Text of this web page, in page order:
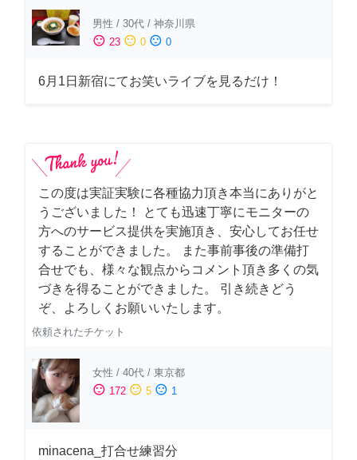
男性 / 30代 / 神奈川県
sentiment_satisfied 23 sentiment_neutral 0 sentiment_dissatisfied 0
6月1日新宿にてお笑いライブを見るだけ！
この度は実証実験に各種協力頂き本当にありがと
うございました！ とても迅速丁寧にモニターの
方へのサービス提供を実施頂き、安心してお任せ
することができました。 また事前事後の準備打
合せでも、様々な観点からコメント頂き多くの気
づきを得ることができました。 引き続きどう
ぞ、よろしくお願いいたします。
依頼されたチケット
女性 / 40代 / 東京都
sentiment_satisfied 172 sentiment_neutral 5 sentiment_dissatisfied 1
minacena_打合せ練習分